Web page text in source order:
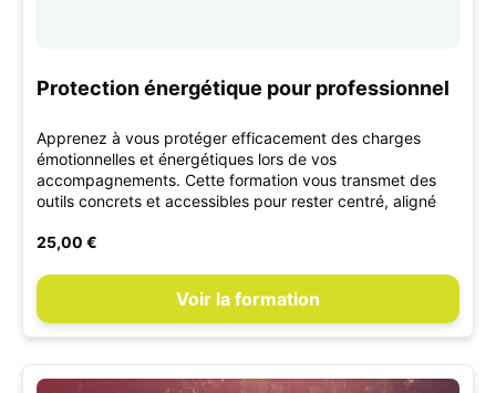
Protection énergétique pour professionnel
Apprenez à vous protéger efficacement des charges
émotionnelles et énergétiques lors de vos
accompagnements. Cette formation vous transmet des
outils concrets et accessibles pour rester centré, aligné
25,00 €
Voir la formation